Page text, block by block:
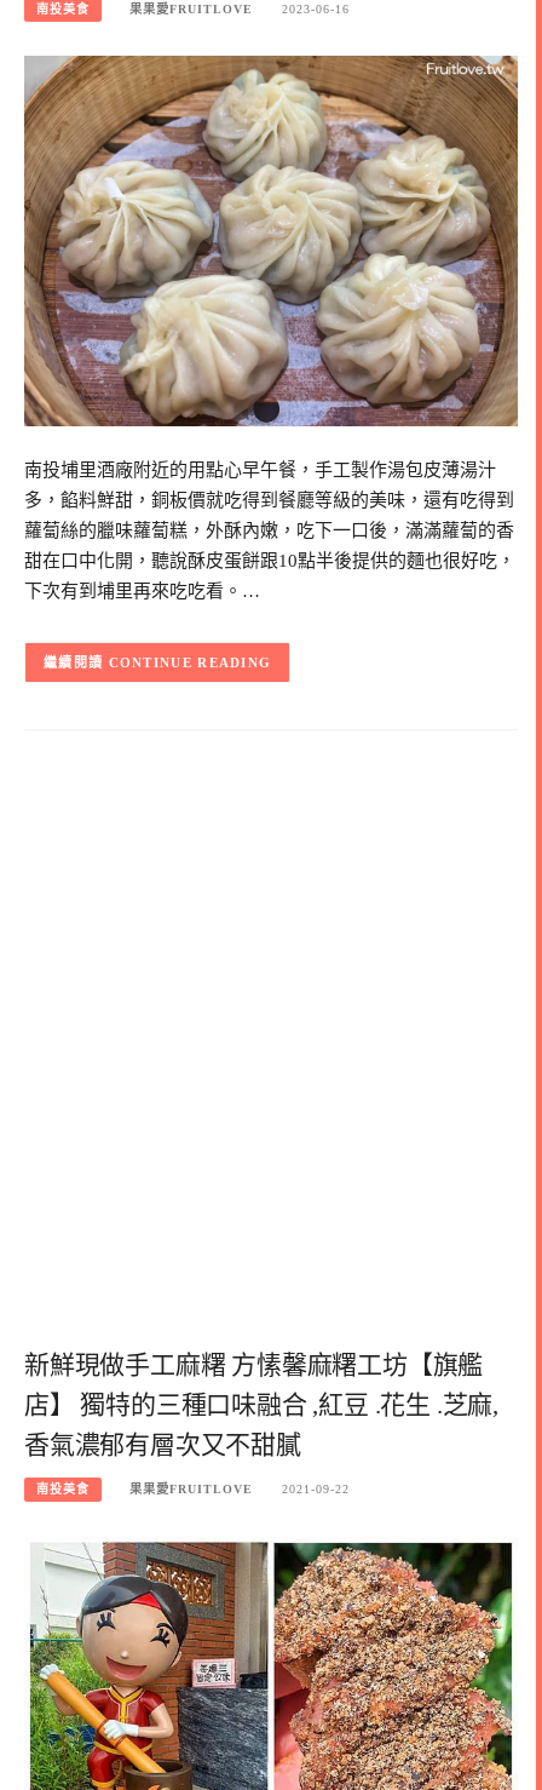
南投美食 果果愛FRUITLOVE 2023-06-16
南投埔里酒廠附近的用點心早午餐，手工製作湯包皮薄湯汁
多，餡料鮮甜，銅板價就吃得到餐廳等級的美味，還有吃得到
蘿蔔絲的臘味蘿蔔糕，外酥內嫩，吃下一口後，滿滿蘿蔔的香
甜在口中化開，聽說酥皮蛋餅跟10點半後提供的麵也很好吃，
下次有到埔里再來吃吃看。…
CONTINUE READING
新鮮現做手工麻糬 方愫馨麻糬工坊【旗艦
店】 獨特的三種口味融合 ,紅豆 .花生 .芝麻,
香氣濃郁有層次又不甜膩
南投美食 果果愛FRUITLOVE 2021-09-22